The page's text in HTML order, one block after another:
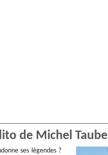
de Michel Taube
ses légendes ?